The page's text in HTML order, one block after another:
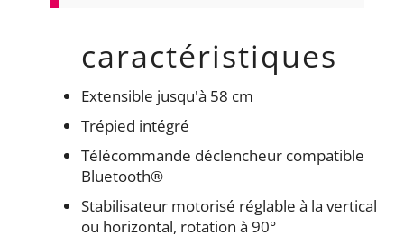
caractéristiques
Extensible jusqu'à 58 cm
Trépied intégré
Télécommande déclencheur compatible
Bluetooth®
Stabilisateur motorisé réglable à la vertical
ou horizontal, rotation à 90°